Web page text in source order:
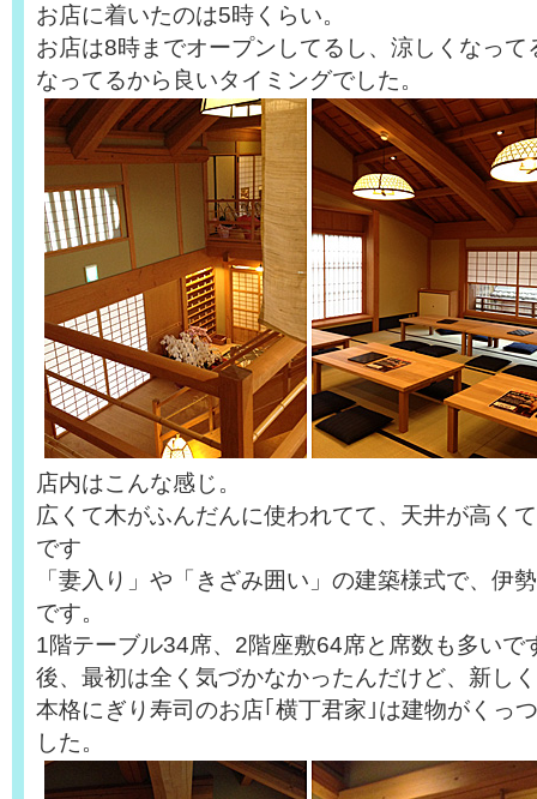
お店に着いたのは5時くらい。
お店は8時までオープンしてるし、涼しくなって
なってるから良いタイミングでした。
店内はこんな感じ。
広くて木がふんだんに使われてて、天井が高く
です
「妻入り」や「きざみ囲い」の建築様式で、伊
です。
1階テーブル34席、2階座敷64席と席数も多いで
後、最初は全く気づかなかったんだけど、新し
本格にぎり寿司のお店｢横丁君家｣は建物がくっ
した。